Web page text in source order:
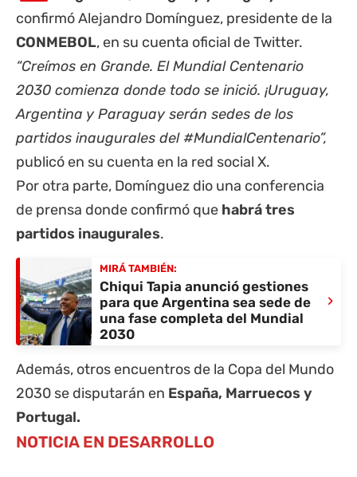
confirmó Alejandro Domínguez, presidente de la
CONMEBOL, en su cuenta oficial de Twitter.
“Creímos en Grande. El Mundial Centenario
2030 comienza donde todo se inició. ¡Uruguay,
Argentina y Paraguay serán sedes de los
partidos inaugurales del #MundialCentenario”,
publicó en su cuenta en la red social X.
Por otra parte, Domínguez dio una conferencia
de prensa donde confirmó que habrá tres
partidos inaugurales.
MIRÁ TAMBIÉN:
Chiqui Tapia anunció gestiones
para que Argentina sea sede de
una fase completa del Mundial
2030
›
Además, otros encuentros de la Copa del Mundo
2030 se disputarán en España, Marruecos y
Portugal.
NOTICIA EN DESARROLLO